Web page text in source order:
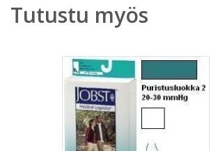
Tutustu myös